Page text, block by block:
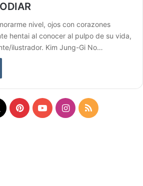
nivel, ojos con corazones
hentai al conocer al pulpo de su vida,
ilustrador. Kim Jung-Gi No…
X PinterestYouTubeInstagram
RSS